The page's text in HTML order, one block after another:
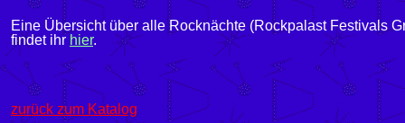
Eine Übersicht über alle Rocknächte (Rockpalast Festivals
findet ihr hier.
zurück zum Katalog